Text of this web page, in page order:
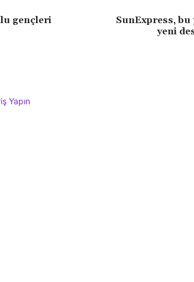
gençleri
SunExpress, bu
yeni
Yapın